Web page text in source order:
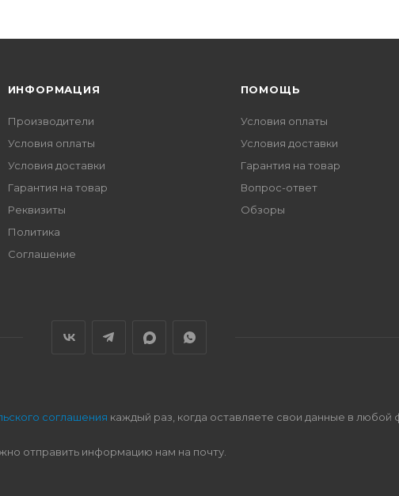
ИНФОРМАЦИЯ
Производители
Условия оплаты
Условия доставки
Гарантия на товар
Реквизиты
Политика
Соглашение
ПОМОЩЬ
Условия оплаты
Условия доставки
Гарантия на товар
Вопрос-ответ
Обзоры
соглашения каждый раз, когда оставляете свои данные в
отправить информацию нам на почту.